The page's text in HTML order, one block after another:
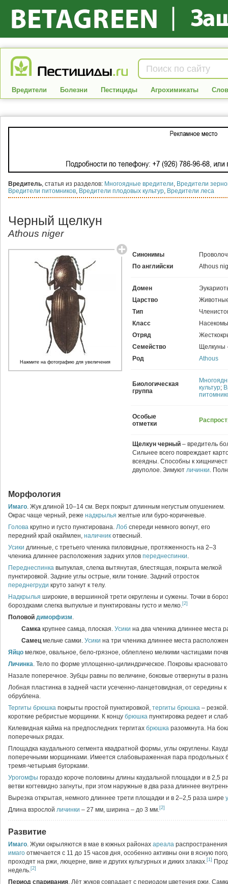
Вредители Болезни Пестициды Агрохимикаты
Вредитель, статья из разделов: Многоядные вредители, Вредители
Вредители питомников, Вредители плодовых культур, Вредители леса
Черный щелкун
Athous niger
Синонимы
По английски
Athous
Домен
Царство
Тип
Класс
Отряд
Семейство
Щелкуны
Род
Athous
Биологическая
группа
культур;
Особые
отметки
Щелкун черный – вредитель
Сильнее всего повреждает
всеядны. Способны к
двуполое. Зимуют личинки.
Нажмите на фотографию для увеличения
Морфология
Имаго. Жук длиной 10–14 см. Верх покрыт длинным негустым опушением.
Окрас чаще черный, реже надкрылья желтые или буро-коричневые.
Голова крупно и густо пунктирована. Лоб спереди немного вогнут, его
передний край окаймлен, наличник отвесный.
Усики длинные, с третьего членика пиловидные, протяженность на 2–3
членика длиннее расположения задних углов переднеспинки.
Переднеспинка выпуклая, слегка вытянутая, блестящая, покрыта мелкой
пунктировкой. Задние углы острые, кили тонкие. Задний отросток
переднегруди круто загнут к телу.
Надкрылья широкие, в вершинной трети округлены и сужены. Точки в
бороздками слегка выпуклые и пунктированы густо и мелко.[2]
Половой диморфизм.
Самка крупнее самца, плоская. Усики на два членика длиннее места
Самецмельче самки. Усики на три членика длиннее места
Яйцо мелкое, овальное, бело-грязное, облеплено мелкими частицами
Личинка. Тело по форме уплощенно-цилиндрическое. Покровы
Назале поперечное. Зубцы равны по величине, боковые отвернуты в
Лобная пластинка в задней части усеченно-ланцетовидная, от
обрублена.
Тергиты брюшка покрыты простой пунктировкой, тергиты брюшка –
короткие ребристые морщинки. К концу брюшка пунктировка редеет и
Килевидная кайма на предпоследних тергитах брюшка разомкнута. На
поперечных рядах.
Площадка каудального сегмента квадратной формы, углы округлены.
поперечными морщинками. Имеется слабовыраженная пара продольных
тремя-четырьмя бугорками.
Урогомфы гораздо короче половины длины каудальной площадки и в 2,5
ветви когтевидно загнуты, при этом наружные в два раза длиннее
Вырезка открытая, немного длиннее трети площадки и в 2–2,5 раза шире
Длина взрослой личинки – 27 мм, ширина – до 3 мм.[2]
Развитие
Имаго. Жуки окрыляются в мае в южных районах ареала
имаго отмечается с 11 до 15 часов дня, особенно активны они в ясную
проходят на ржи, люцерне, вике и других культурных и диких злаках.[1]
недель.[2]
Период спаривания. Лёт жуков совпадает с периодом цветения ржи.